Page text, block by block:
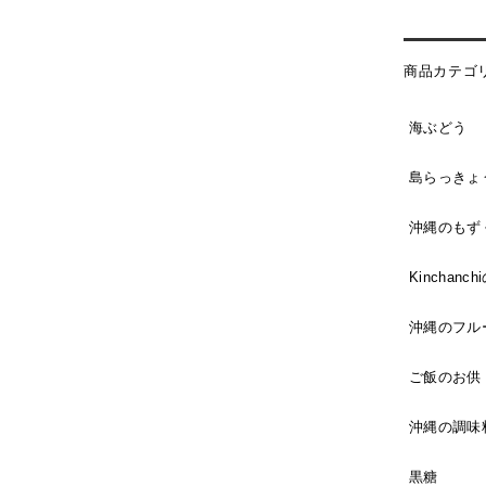
商品カテゴ
海ぶどう
島らっきょ
沖縄のもず
Kinchanchi
沖縄のフル
ご飯のお供
沖縄の調味
黒糖